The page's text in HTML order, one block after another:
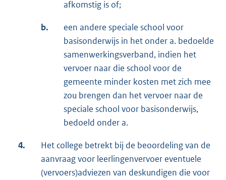
afkomstig is of;
b.
een andere speciale school voor
basisonderwijs in het onder a. bedoelde
samenwerkingsverband, indien het
vervoer naar die school voor de
gemeente minder kosten met zich mee
zou brengen dan het vervoer naar de
speciale school voor basisonderwijs,
bedoeld onder a.
4.
Het college betrekt bij de beoordeling van de
aanvraag voor leerlingenvervoer eventuele
(vervoers)adviezen van deskundigen die voor